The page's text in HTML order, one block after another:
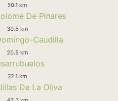
50.1 km
De Pinares
30.5 km
Caudilla
20.5 km
32.1 km
De La Oliva